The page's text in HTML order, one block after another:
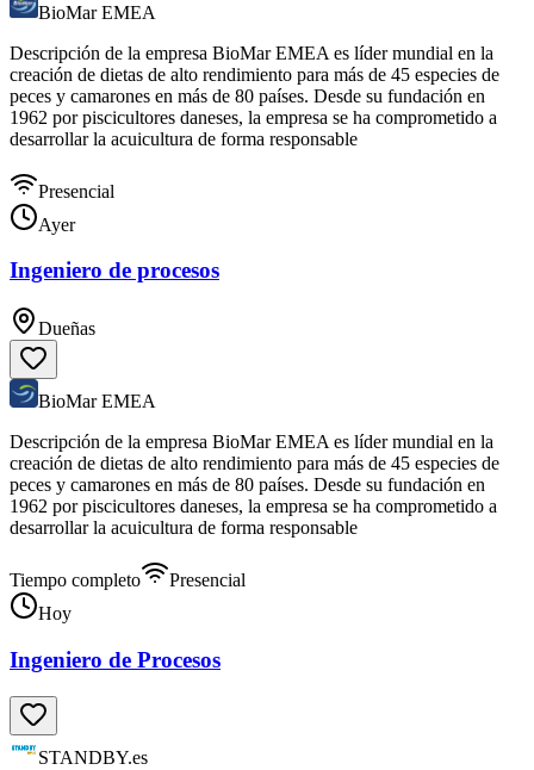
BioMar EMEA
Descripción de la empresa BioMar EMEA es líder mundial en la
creación de dietas de alto rendimiento para más de 45 especies de
peces y camarones en más de 80 países. Desde su fundación en
1962 por piscicultores daneses, la empresa se ha comprometido a
desarrollar la acuicultura de forma responsable
Presencial
Ayer
Ingeniero de procesos
Dueñas
BioMar EMEA
Descripción de la empresa BioMar EMEA es líder mundial en la
creación de dietas de alto rendimiento para más de 45 especies de
peces y camarones en más de 80 países. Desde su fundación en
1962 por piscicultores daneses, la empresa se ha comprometido a
desarrollar la acuicultura de forma responsable
Tiempo completo
Presencial
Hoy
Ingeniero de Procesos
STANDBY.es